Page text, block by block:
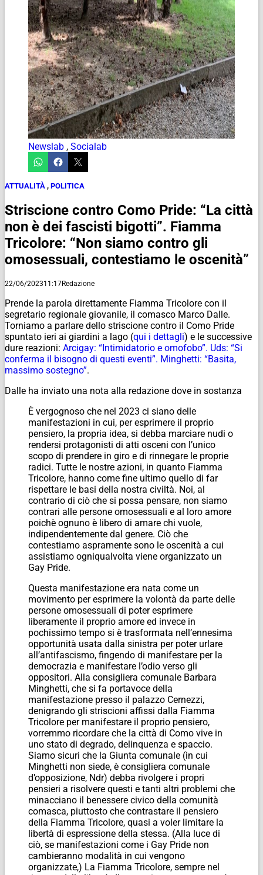
Newslab , Socialab
ATTUALITÀ , POLITICA
Striscione contro Como Pride: “La città
non è dei fascisti bigotti”. Fiamma
Tricolore: “Non siamo contro gli
omosessuali, contestiamo le oscenità”
22/06/202311:17Redazione
Prende la parola direttamente Fiamma Tricolore con il
segretario regionale giovanile, il comasco Marco Dalle.
Torniamo a parlare dello striscione contro il Como Pride
spuntato ieri ai giardini a lago (qui i dettagli) e le successive
dure reazioni: Arcigay: “Intimidatorio e omofobo”. Uds: “Si
conferma il bisogno di questi eventi”. Minghetti: “Basita,
massimo sostegno”.
Dalle ha inviato una nota alla redazione dove in sostanza
È vergognoso che nel 2023 ci siano delle
manifestazioni in cui, per esprimere il proprio
pensiero, la propria idea, si debba marciare nudi o
rendersi protagonisti di atti osceni con l’unico
scopo di prendere in giro e di rinnegare le proprie
radici. Tutte le nostre azioni, in quanto Fiamma
Tricolore, hanno come fine ultimo quello di far
rispettare le basi della nostra civiltà. Noi, al
contrario di ciò che si possa pensare, non siamo
contrari alle persone omosessuali e al loro amore
poichè ognuno è libero di amare chi vuole,
indipendentemente dal genere. Ciò che
contestiamo aspramente sono le oscenità a cui
assistiamo ogniqualvolta viene organizzato un
Gay Pride.
Questa manifestazione era nata come un
movimento per esprimere la volontà da parte delle
persone omosessuali di poter esprimere
liberamente il proprio amore ed invece in
pochissimo tempo si è trasformata nell’ennesima
opportunità usata dalla sinistra per poter urlare
all’antifascismo, fingendo di manifestare per la
democrazia e manifestare l’odio verso gli
oppositori. Alla consigliera comunale Barbara
Minghetti, che si fa portavoce della
manifestazione presso il palazzo Cernezzi,
denigrando gli striscioni affissi dalla Fiamma
Tricolore per manifestare il proprio pensiero,
vorremmo ricordare che la città di Como vive in
uno stato di degrado, delinquenza e spaccio.
Siamo sicuri che la Giunta comunale (in cui
Minghetti non siede, è consigliera comunale
d’opposizione, Ndr) debba rivolgere i propri
pensieri a risolvere questi e tanti altri problemi che
minacciano il benessere civico della comunità
comasca, piuttosto che contrastare il pensiero
della Fiamma Tricolore, quasi a voler limitare la
libertà di espressione della stessa. (Alla luce di
ciò, se manifestazioni come i Gay Pride non
cambieranno modalità in cui vengono
organizzate,) La Fiamma Tricolore, sempre nel